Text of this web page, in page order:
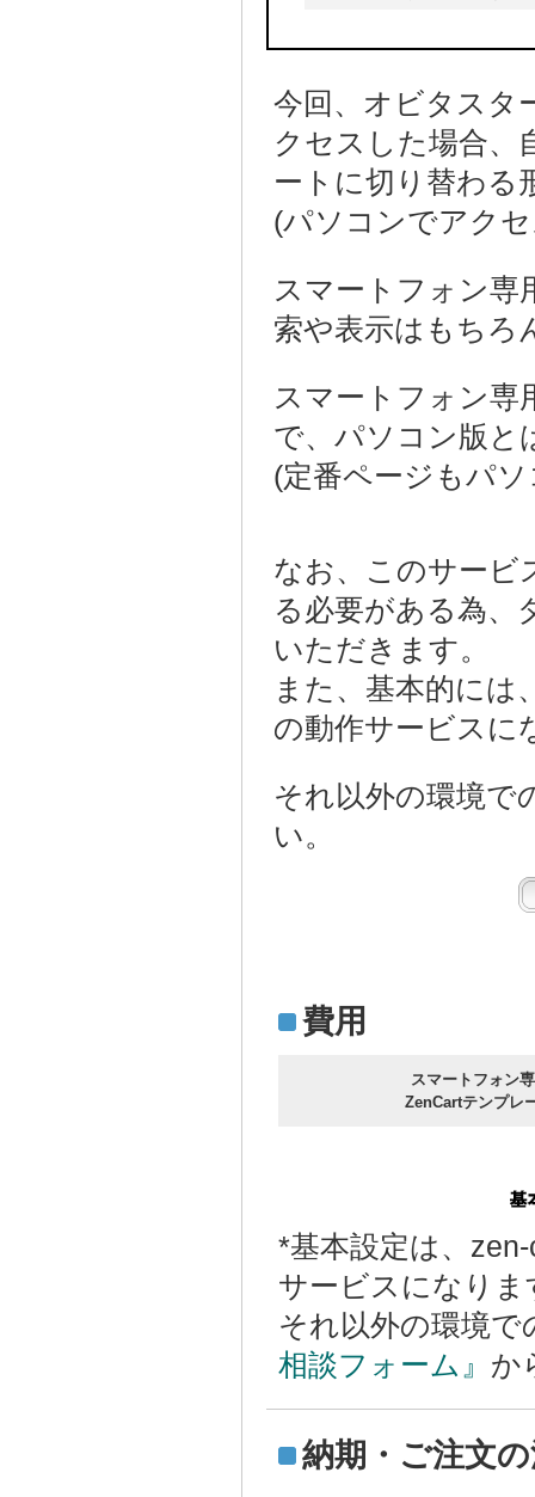
今回、オビタスタ
クセスした場合、
ートに切り替わる
(パソコンでアク
スマートフォン専
索や表示はもちろ
スマートフォン専
で、パソコン版と
(定番ページもパ
なお、このサービ
る必要がある為、
いただきます。
また、基本的には
の動作サービスに
それ以外の環境で
い。
費用
スマートフォン
ZenCartテンプレ
*基本設定は、
サービスになりま
それ以外の環境で
相談フォーム』 か
納期・ご注文